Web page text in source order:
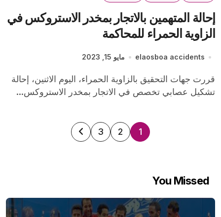
إحالة المتهمين بالاتجار بمخدر الاستروكس في
الزاوية الحمراء للمحاكمة
elaosboa accidents مايو 15, 2023
قررت جهات التحقيق بالزاوية الحمراء، اليوم الاثنين، إحالة
تشكيل عصابي تخصص في الاتجار بمخدر الاستروكس...
تعدد
1
2
3
You Missed